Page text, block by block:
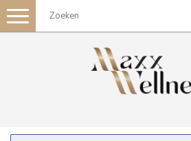
Toggle
navigation